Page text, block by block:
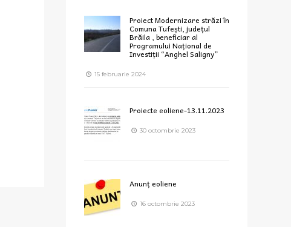
Proiect Modernizare străzi în
Comuna Tufești, județul
Brăila , beneficiar al
Programului Național de
Investiții “Anghel Saligny”
15 februarie 2024
Proiecte eoliene-13.11.2023
30 octombrie 2023
Anunț eoliene
16 octombrie 2023